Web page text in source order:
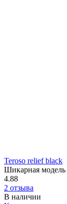
Teroso relief black
Шикарная модель
4.88
2 отзыва
В наличии